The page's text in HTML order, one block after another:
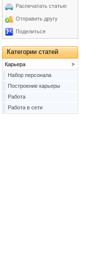
Распечатать статью
Отправить другу
Поделиться
Категории статей
Карьера
Набор персонала
Построение карьеры
Работа
Работа в сети